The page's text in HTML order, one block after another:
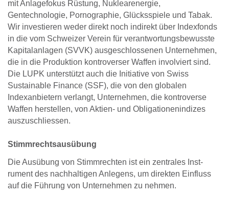
mit Anlagefokus Rüstung, Nuklearenergie,
Gentechnologie, Pornographie, Glücksspiele und Tabak.
Wir investieren weder direkt noch indirekt über Indexfonds
in die vom Schweizer Verein für verantwortungsbewusste
Kapitalanlagen (SVVK) ausgeschlossenen Unternehmen,
die in die Produktion kontroverser Waffen involviert sind.
Die LUPK unterstützt auch die Initiative von Swiss
Sustainable Finance (SSF), die von den globalen
Indexanbietern verlangt, Unternehmen, die kontroverse
Waffen herstellen, von Aktien- und Obligationenindizes
auszuschliessen.
Stimmrechtsausübung
Die Ausübung von Stimmrechten ist ein zentrales Inst­
rument des nachhaltigen Anlegens, um direkten Ein­fluss
auf die Führung von Unternehmen zu nehmen.